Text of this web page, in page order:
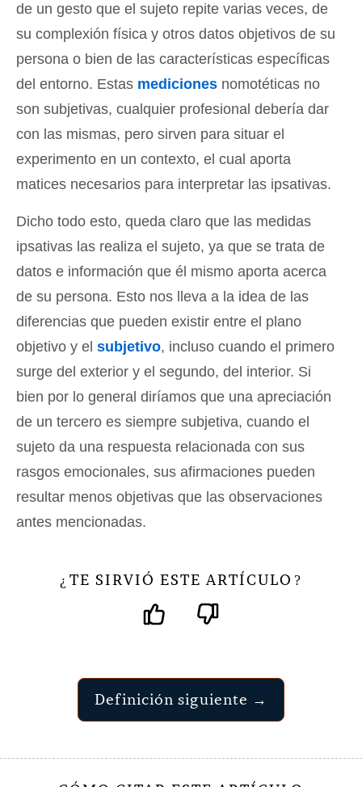
de un gesto que el sujeto repite varias veces, de
su complexión física y otros datos objetivos de su
persona o bien de las características específicas
del entorno. Estas mediciones nomotéticas no
son subjetivas, cualquier profesional debería dar
con las mismas, pero sirven para situar el
experimento en un contexto, el cual aporta
matices necesarios para interpretar las ipsativas.
Dicho todo esto, queda claro que las medidas
ipsativas las realiza el sujeto, ya que se trata de
datos e información que él mismo aporta acerca
de su persona. Esto nos lleva a la idea de las
diferencias que pueden existir entre el plano
objetivo y el subjetivo, incluso cuando el primero
surge del exterior y el segundo, del interior. Si
bien por lo general diríamos que una apreciación
de un tercero es siempre subjetiva, cuando el
sujeto da una respuesta relacionada con sus
rasgos emocionales, sus afirmaciones pueden
resultar menos objetivas que las observaciones
antes mencionadas.
¿ TE SIRVIÓ ESTE ARTÍCULO ?
Definición siguiente →